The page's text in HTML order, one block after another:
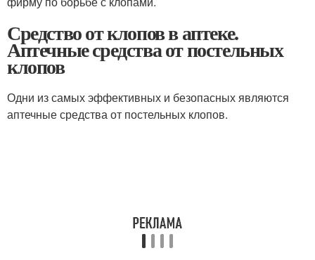
Средство от клопов в аптеке.
Аптечные средства от постельных
клопов
Одни из самых эффективных и безопасных являются
аптечные средства от постельных клопов.